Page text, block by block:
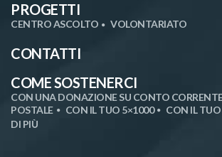
PROGETTI
CENTRO ASCOLTO VOLONTARIATO
CONTATTI
COME SOSTENERCI
CON UNA DONAZIONE SU CONTO
POSTALE
CON IL TUO 5×1000 CON IL
DI PIÙ